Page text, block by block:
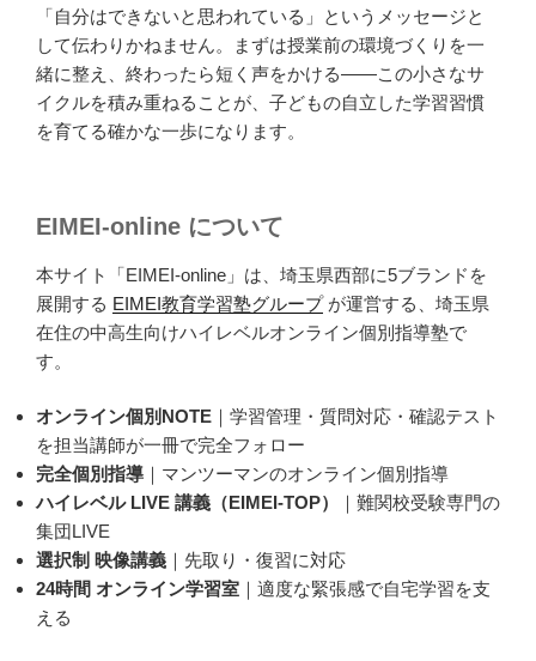
「自分はできないと思われている」というメッセージと
して伝わりかねません。まずは授業前の環境づくりを一
緒に整え、終わったら短く声をかける——この小さなサ
イクルを積み重ねることが、子どもの自立した学習習慣
を育てる確かな一歩になります。
EIMEI-online について
本サイト「EIMEI-online」は、埼玉県西部に5ブランドを
展開する EIMEI教育学習塾グループが運営する、埼玉県
在住の中高生向けハイレベルオンライン個別指導塾で
す。
オンライン個別NOTE ｜学習管理・質問対応・確認テスト
を担当講師が一冊で完全フォロー
完全個別指導 ｜マンツーマンのオンライン個別指導
ハイレベル LIVE 講義（EIMEI-TOP）
｜難関校受験専門の
集団LIVE
選択制 映像講義 ｜先取り・復習に対応
24時間 オンライン学習室 ｜適度な緊張感で自宅学習を支
える